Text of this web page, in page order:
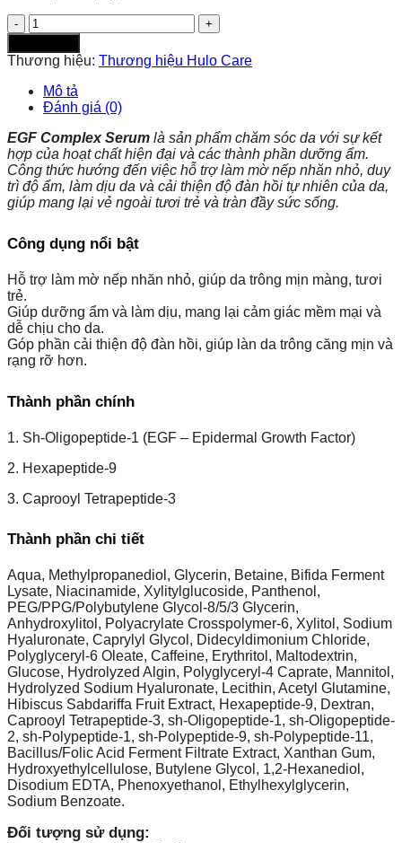
Serum
hỗ
trợ
làm
mờ
nếp
nhăn
nhỏ
-
EGF
Complex
Serum
15ml
lượng
Thương hiệu: Thương hiệu Hulo Care
Mô tả
Đánh giá (0)
EGF Complex Serum là sản phẩm chăm sóc da với sự kết
hợp của hoạt chất hiện đại và các thành phần dưỡng ẩm.
Công thức hướng đến việc hỗ trợ làm mờ nếp nhăn nhỏ, duy
trì độ ẩm, làm dịu da và cải thiện độ đàn hồi tự nhiên của da,
giúp mang lại vẻ ngoài tươi trẻ và tràn đầy sức sống.
Công dụng nổi bật
Hỗ trợ làm mờ nếp nhăn nhỏ, giúp da trông mịn màng, tươi
trẻ.
Giúp dưỡng ẩm và làm dịu, mang lại cảm giác mềm mại và
dễ chịu cho da.
Góp phần cải thiện độ đàn hồi, giúp làn da trông căng mịn và
rạng rỡ hơn.
Thành phần chính
1. Sh-Oligopeptide-1 (EGF – Epidermal Growth Factor)
2. Hexapeptide-9
3. Caprooyl Tetrapeptide-3
Thành phần chi tiết
Aqua, Methylpropanediol, Glycerin, Betaine, Bifida Ferment
Lysate, Niacinamide, Xylitylglucoside, Panthenol,
PEG/PPG/Polybutylene Glycol-8/5/3 Glycerin,
Anhydroxylitol, Polyacrylate Crosspolymer-6, Xylitol, Sodium
Hyaluronate, Caprylyl Glycol, Didecyldimonium Chloride,
Polyglyceryl-6 Oleate, Caffeine, Erythritol, Maltodextrin,
Glucose, Hydrolyzed Algin, Polyglyceryl-4 Caprate, Mannitol,
Hydrolyzed Sodium Hyaluronate, Lecithin, Acetyl Glutamine,
Hibiscus Sabdariffa Fruit Extract, Hexapeptide-9, Dextran,
Caprooyl Tetrapeptide-3, sh-Oligopeptide-1, sh-Oligopeptide-
2, sh-Polypeptide-1, sh-Polypeptide-9, sh-Polypeptide-11,
Bacillus/Folic Acid Ferment Filtrate Extract, Xanthan Gum,
Hydroxyethylcellulose, Butylene Glycol, 1,2-Hexanediol,
Disodium EDTA, Phenoxyethanol, Ethylhexylglycerin,
Sodium Benzoate.
Đối tượng sử dụng: